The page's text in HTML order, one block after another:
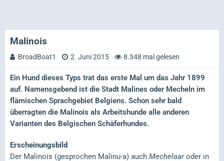
Malinois
BroadBoat1 2. Juni 2015 8.348 mal gelesen
Ein Hund dieses Typs trat das erste Mal um das Jahr 1899
auf. Namensgebend ist die Stadt Malines oder Mecheln im
flämischen Sprachgebiet Belgiens. Schon sehr bald
überragten die Malinois als Arbeitshunde alle anderen
Varianten des Belgischen Schäferhundes.
Erscheinungsbild
Der Malinois (gesprochen Malinu-a) auch Mechelaaroder in